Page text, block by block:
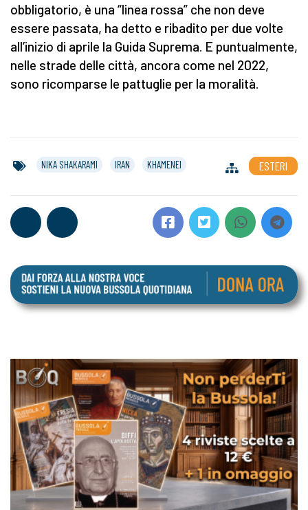
obbligatorio, è una “linea rossa” che non deve
essere passata, ha detto e ribadito per due volte
all’inizio di aprile la Guida Suprema. E puntualmente,
nelle strade delle città, ancora come nel 2022,
sono ricomparse le pattuglie per la moralità.
NIKA SHAKARAMI IRAN KHAMENEI ESTERI